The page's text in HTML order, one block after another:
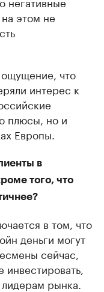
этом не
ощущение, что
интерес к
плюсы, но и
Европы.
в
того, что
в том, что
деньги могут
сейчас,
рынка.